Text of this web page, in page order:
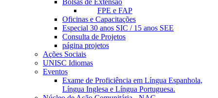
Bolsas de Extensão
FPE e FAP
Oficinas e Capacitações
Especial 30 anos SIC / 15 anos SEE
Consulta de Projetos
página projetos
Ações Sociais
UNISC Idiomas
Eventos
Exame de Proficiência em Língua Espanhola,
Língua Inglesa e Língua Portuguesa.